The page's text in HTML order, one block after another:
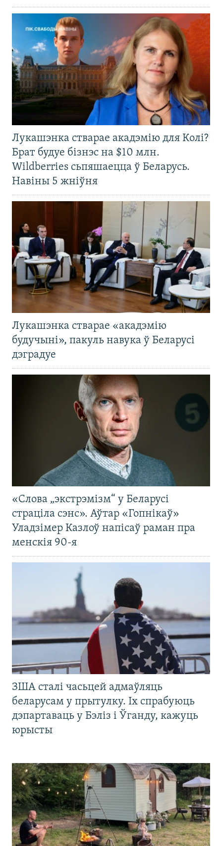
Лукашэнка стварае акадэмію для Колі?
Брат будуе бізнэс на $10 млн.
Wildberries сьпяшаецца ў Беларусь.
Навіны 5 жніўня
Лукашэнка стварае «акадэмію
будучыні», пакуль навука ў Беларусі
дэградуе
«Слова „экстрэмізм“ у Беларусі
страціла сэнс». Аўтар «Гопнікаў»
Уладзімер Казлоў напісаў раман пра
менскія 90-я
ЗША сталі часьцей адмаўляць
беларусам у прытулку. Іх спрабуюць
дэпартаваць у Бэліз і Ўганду, кажуць
юрысты